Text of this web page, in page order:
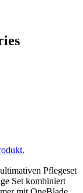
Pflegeset
Set kombiniert